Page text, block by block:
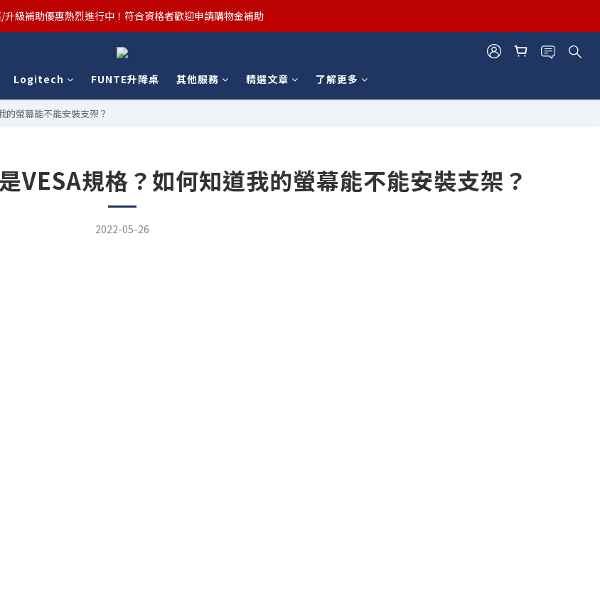
升級補助優惠熱烈進行中！符合資格者歡迎申請購物金補助
升級補助優惠熱烈進行中！符合資格者歡迎申請購物金補助
x FUNTE 強強聯手，桌面優化必備🔥超值組合熱賣中
升級補助優惠熱烈進行中！符合資格者歡迎申請購物金補助
Logitech FUNTE升降桌 其他服務 精選文章 了解更多
的螢幕能不能安裝支架？
VESA規格？如何知道我的螢幕能不能安裝支架？
2022-05-26